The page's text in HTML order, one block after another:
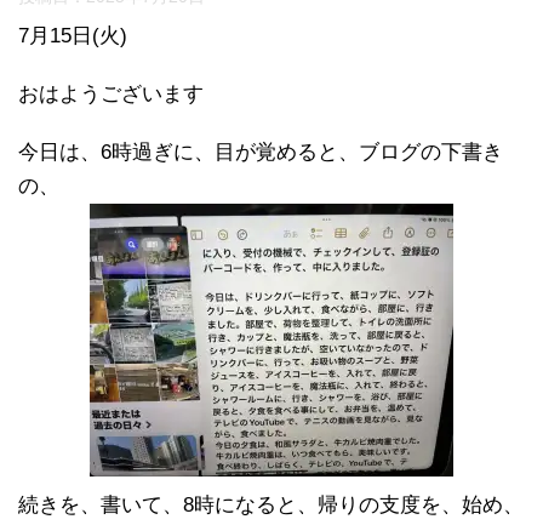
7月15日(火)
おはようございます
今日は、6時過ぎに、目が覚めると、ブログの下書き
の、
続きを、書いて、8時になると、帰りの支度を、始め、